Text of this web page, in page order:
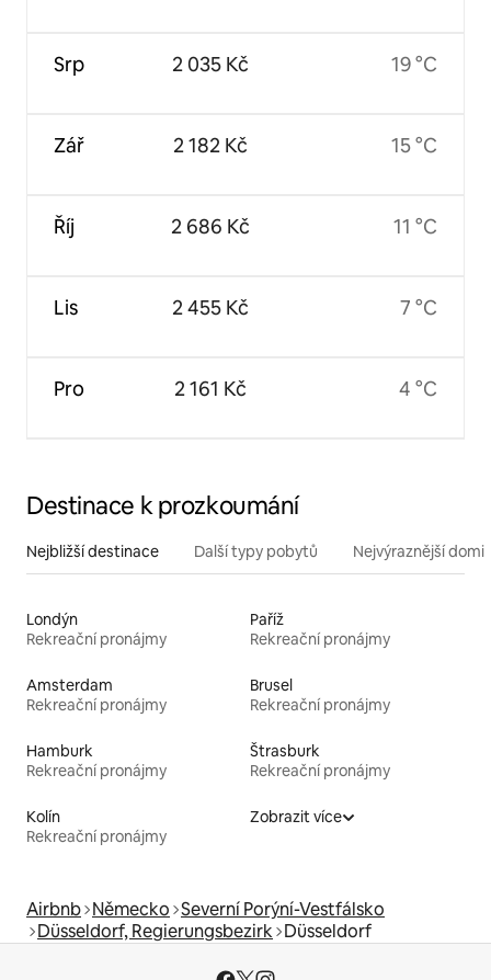
Srp
Zář
Říj
Lis
Pro
2 035 Kč
2 182 Kč
2 686 Kč
2 455 Kč
2 161 Kč
19 °C
15 °C
11 °C
7 °C
4 °C
Destinace k prozkoumání
Nejbližší destinace Další typy pobytů Nejvýraznější
Londýn
Rekreační pronájmy
Paříž
Rekreační pronájmy
Amsterdam
Rekreační pronájmy
Brusel
Rekreační pronájmy
Hamburk
Rekreační pronájmy
Štrasburk
Rekreační pronájmy
Kolín
Rekreační pronájmy
Zobrazit více
Airbnb Německo Severní Porýní-Vestfálsko
Düsseldorf, Regierungsbezirk Düsseldorf